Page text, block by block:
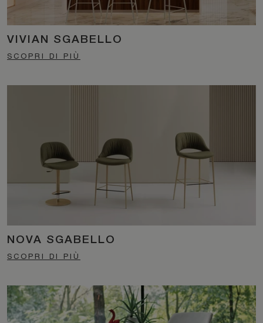
VIVIAN SGABELLO
SCOPRI DI PIÙ
NOVA SGABELLO
SCOPRI DI PIÙ